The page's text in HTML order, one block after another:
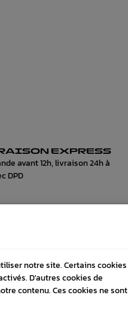
EXPRESS
avant 12h, livraison 24h à
DPD
notre site. Certains cookies
D'autres cookies de
contenu. Ces cookies ne sont